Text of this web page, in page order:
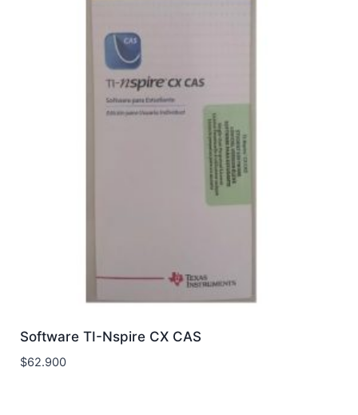
Software TI-Nspire CX CAS
$62.900